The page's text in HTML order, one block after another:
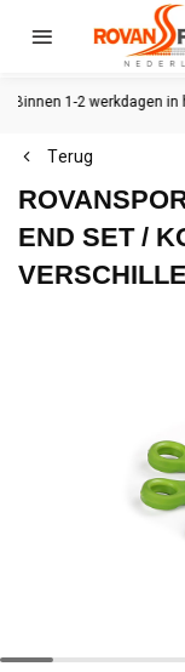
Binnen 1-2 werkdagen in
Terug
END SET /